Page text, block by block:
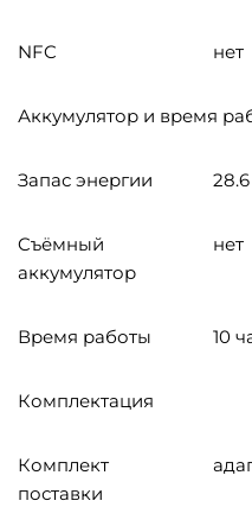
NFC нет
Аккумулятор и время
Запас энергии 28.6
Cъёмный
аккумулятор
нет
Время работы 10
Комплектация
Комплект
поставки